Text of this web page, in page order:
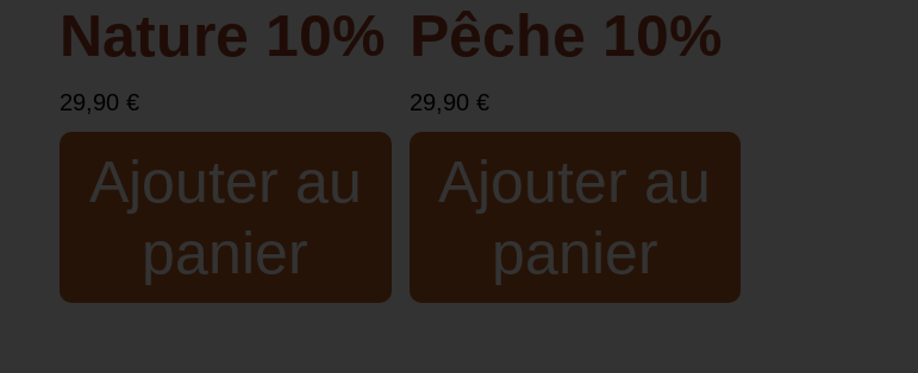
Nature 10%
29,90 €
Ajouter au
panier
Pêche 10%
29,90 €
Ajouter au
panier